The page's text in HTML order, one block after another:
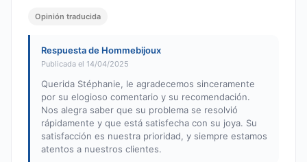
Opinión traducida
Respuesta de Hommebijoux
Publicada el 14/04/2025
Querida Stéphanie, le agradecemos sinceramente
por su elogioso comentario y su recomendación.
Nos alegra saber que su problema se resolvió
rápidamente y que está satisfecha con su joya. Su
satisfacción es nuestra prioridad, y siempre estamos
atentos a nuestros clientes.